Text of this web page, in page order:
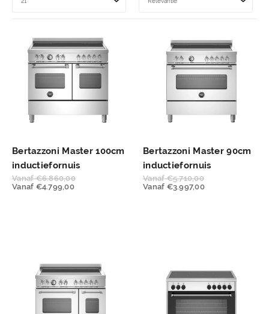
Bertazzoni Master 100cm
inductiefornuis
Vanaf€6.860,00
Vanaf €4.799,00
Bertazzoni Master 90cm
inductiefornuis
Vanaf€5.710,00
Vanaf €3.997,00